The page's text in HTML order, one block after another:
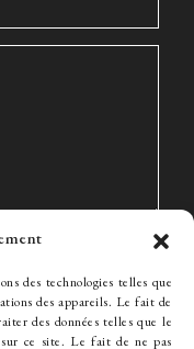
des technologies telles que
des appareils. Le fait de
des données telles que le
ce site. Le fait de ne pas